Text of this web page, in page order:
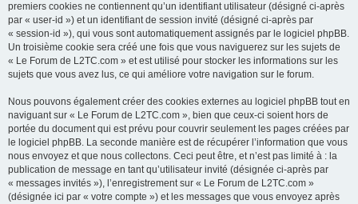
premiers cookies ne contiennent qu’un identifiant utilisateur (désigné ci-après
par « user-id ») et un identifiant de session invité (désigné ci-après par
« session-id »), qui vous sont automatiquement assignés par le logiciel phpBB.
Un troisième cookie sera créé une fois que vous naviguerez sur les sujets de
« Le Forum de L2TC.com » et est utilisé pour stocker les informations sur les
sujets que vous avez lus, ce qui améliore votre navigation sur le forum.
Nous pouvons également créer des cookies externes au logiciel phpBB tout en
naviguant sur « Le Forum de L2TC.com », bien que ceux-ci soient hors de
portée du document qui est prévu pour couvrir seulement les pages créées par
le logiciel phpBB. La seconde manière est de récupérer l’information que vous
nous envoyez et que nous collectons. Ceci peut être, et n’est pas limité à : la
publication de message en tant qu’utilisateur invité (désignée ci-après par
« messages invités »), l’enregistrement sur « Le Forum de L2TC.com »
(désignée ici par « votre compte ») et les messages que vous envoyez après